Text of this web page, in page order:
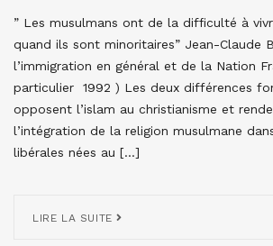
” Les musulmans ont de la difficulté à
quand ils sont minoritaires” Jean-Claude
l’immigration en général et de la Nation
particulier 1992 ) Les deux différences
opposent l’islam au christianisme et
l’intégration de la religion musulmane
libérales nées au […]
LIRE LA SUITE